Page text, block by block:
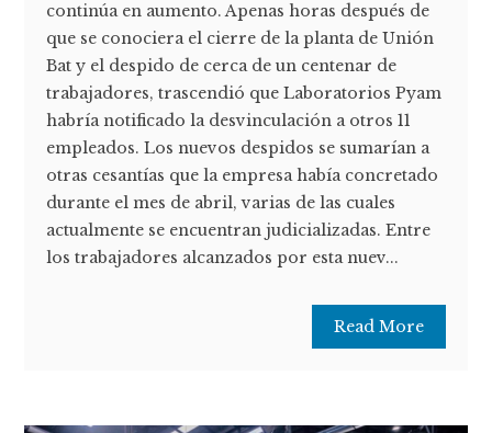
continúa en aumento. Apenas horas después de
que se conociera el cierre de la planta de Unión
Bat y el despido de cerca de un centenar de
trabajadores, trascendió que Laboratorios Pyam
habría notificado la desvinculación a otros 11
empleados. Los nuevos despidos se sumarían a
otras cesantías que la empresa había concretado
durante el mes de abril, varias de las cuales
actualmente se encuentran judicializadas. Entre
los trabajadores alcanzados por esta nuev...
Read More